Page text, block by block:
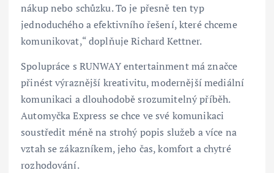
nákup nebo schůzku. To je přesně ten typ
jednoduchého a efektivního řešení, které chceme
komunikovat,“ doplňuje Richard Kettner.
Spolupráce s RUNWAY entertainment má značce
přinést výraznější kreativitu, modernější mediální
komunikaci a dlouhodobě srozumitelný příběh.
Automyčka Express se chce ve své komunikaci
soustředit méně na strohý popis služeb a více na
vztah se zákazníkem, jeho čas, komfort a chytré
rozhodování.